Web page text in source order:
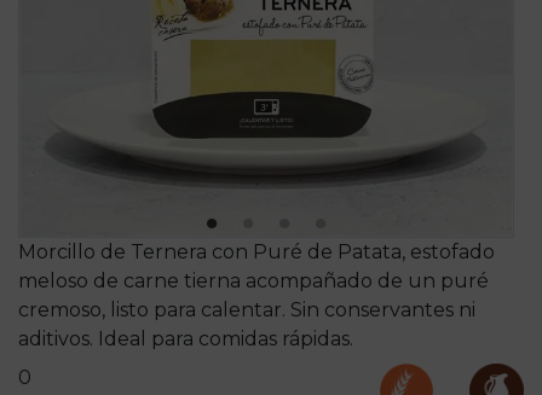
Morcillo de Ternera con Puré de Patata, estofado
meloso de carne tierna acompañado de un puré
cremoso, listo para calentar. Sin conservantes ni
aditivos. Ideal para comidas rápidas.
0